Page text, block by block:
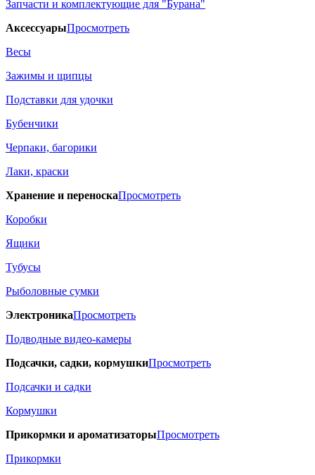
Запчасти и комплектующие для "Бурана"
АксессуарыПросмотреть
Весы
Зажимы и щипцы
Подставки для удочки
Бубенчики
Черпаки, багорики
Лаки, краски
Хранение и переноскаПросмотреть
Коробки
Ящики
Тубусы
Рыболовные сумки
ЭлектроникаПросмотреть
Подводные видео-камеры
Подсачки, садки, кормушкиПросмотреть
Подсачки и садки
Кормушки
Прикормки и ароматизаторыПросмотреть
Прикормки